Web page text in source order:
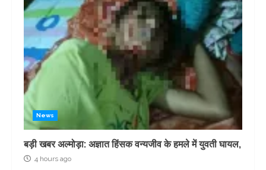
News
बड़ी खबर अल्मोड़ा: अज्ञात हिंसक वन्यजीव के हमले में युवती घायल,
4 hours ago